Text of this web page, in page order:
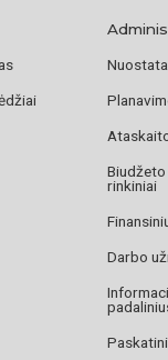
rinkiniai
Darbo